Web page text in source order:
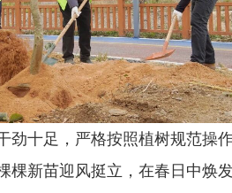
十足，严格按照植树规范操
新苗迎风挺立，在春日中焕